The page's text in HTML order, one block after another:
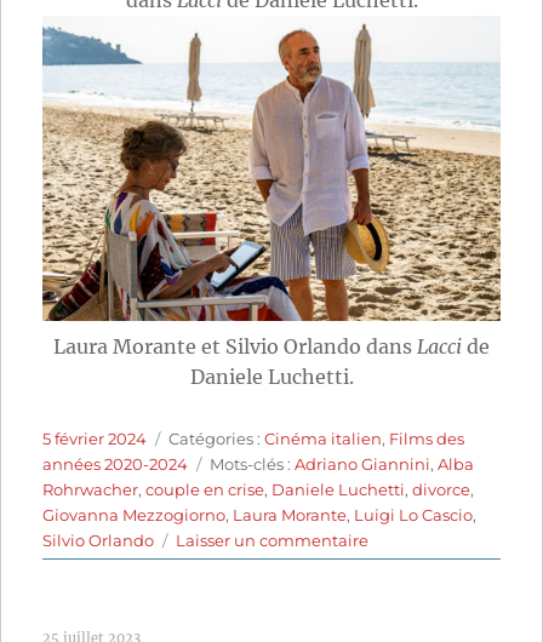
Laura Morante et Silvio Orlando dans Lacci de
Daniele Luchetti.
Publié
le
5 février 2024 Catégories
Catégories :Cinéma italien, Films des
années 2020-2024
Étiquettes
Mots-clés :Adriano Giannini,Alba
Rohrwacher,couple en crise, Daniele Luchetti,divorce,
Giovanna Mezzogiorno, Laura Morante, Luigi Lo Cascio,
Silvio Orlando
Laisser un commentairesur
Les
25 juillet 2023